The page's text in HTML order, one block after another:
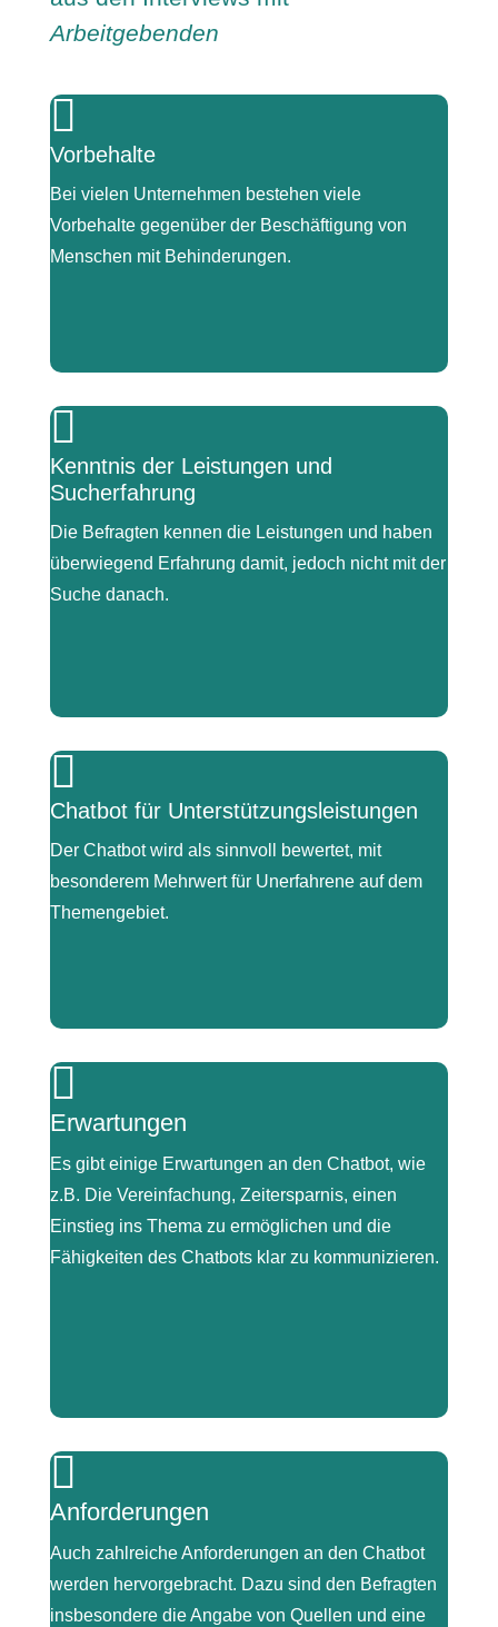
Arbeitgebenden

Vorbehalte
Bei vielen Unternehmen bestehen viele
Vorbehalte gegenüber der Beschäftigung von
Menschen mit Behinderungen.
|
Behinderungen, Einschränkungen, völlig falsche
Vorstellungen, was da auf sie zukommt.“

Kenntnis der Leistungen und
Sucherfahrung
Die Befragten kennen die Leistungen und haben
überwiegend Erfahrung damit, jedoch nicht mit der
Suche danach.
|
(…) eng mit den Reha-Fachberatungen in Kontakt,
(…) Und die kennen ja das ganze Portfolio.“

Chatbot für Unterstützungsleistungen
Der Chatbot wird als sinnvoll bewertet, mit
besonderem Mehrwert für Unerfahrene auf dem
Themengebiet.
|
irgendeinen Haken sehe. Aber es ist unglaublich
sinnvoll, glaube ich.“

Erwartungen
Es gibt einige Erwartungen an den Chatbot, wie
z.B. Die Vereinfachung, Zeitersparnis, einen
Einstieg ins Thema zu ermöglichen und die
Fähigkeiten des Chatbots klar zu kommunizieren.
|
Vereinfachung.“
„Dass man da gar nicht so viel Zeit (…) investieren
muss.“

Anforderungen
Auch zahlreiche Anforderungen an den Chatbot
werden hervorgebracht. Dazu sind den Befragten
insbesondere die Angabe von Quellen und eine